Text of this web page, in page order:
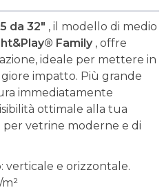
da 32" , il modello di medio
Family, offre
ideale per mettere in
impatto. Più grande
immediatamente
ottimale alla tua
vetrine moderne e di
verticale e orizzontale.